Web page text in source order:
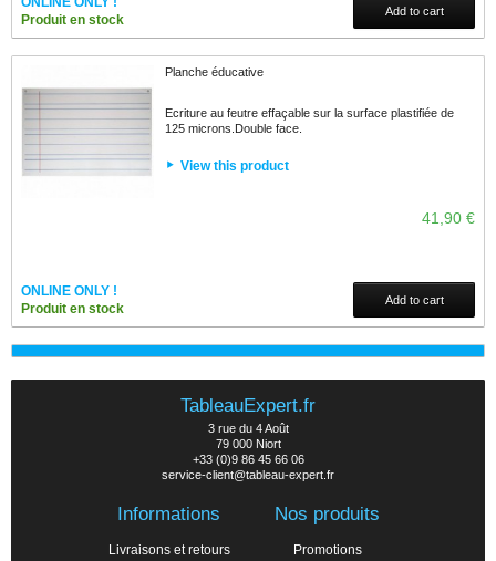
Produit en stock
Add to cart
Planche éducative
Ecriture au feutre effaçable sur la surface plastifiée de
125 microns.Double face.
View this product
41,90 €
ONLINE ONLY !
Produit en stock
Add to cart
TableauExpert.fr
3 rue du 4 Août
79 000 Niort
+33 (0)9 86 45 66 06
service-client@tableau-expert.fr
Informations
Livraisons et retours
Nos produits
Promotions